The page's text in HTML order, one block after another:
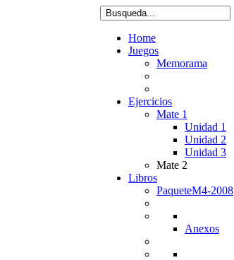
Home
Juegos
Memorama
Ejercicios
Mate 1
Unidad 1
Unidad 2
Unidad 3
Mate 2
Libros
PaqueteM4-2008
Anexos